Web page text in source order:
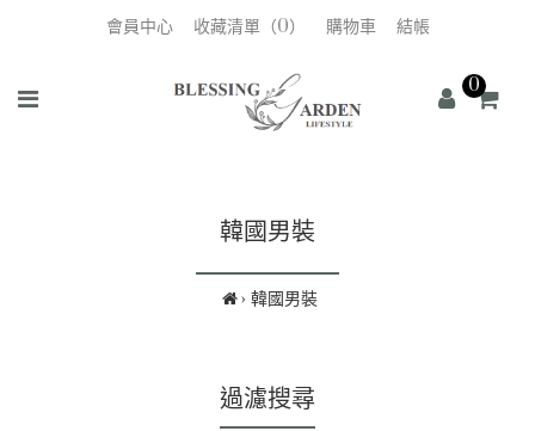
會員中心 收藏清單（0） 購物車 結帳
0
韓國男裝
韓國男裝
過濾搜尋